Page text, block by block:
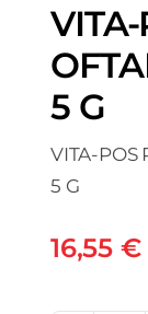
5 G
VITA-POS
5 G
16,55 €